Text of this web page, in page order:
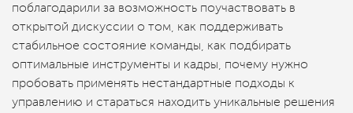
поблагодарили за возможность поучаствовать в
открытой дискуссии о том, как поддерживать
стабильное состояние команды, как подбирать
оптимальные инструменты и кадры, почему нужно
пробовать применять нестандартные подходы к
управлению и стараться находить уникальные решения